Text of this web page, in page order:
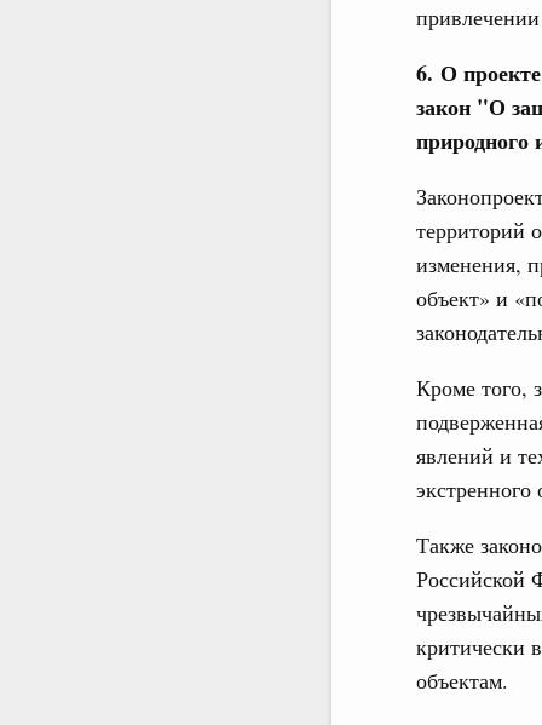
6. О
закон "О
природного
территорий
изменения,
объект» и
Кроме того,
явлений и
Также
Российской
критически
объектам.